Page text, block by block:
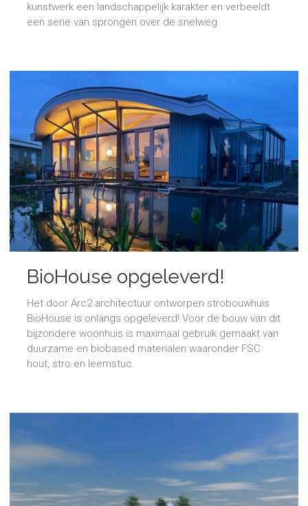
kunstwerk een landschappelijk karakter en verbeeldt
een serie van sprongen over de snelweg.
BioHouse opgeleverd!
Het door Arc2 architectuur ontworpen strobouwhuis
BioHouse is onlangs opgeleverd! Voor de bouw van dit
bijzondere woonhuis is maximaal gebruik gemaakt van
duurzame en biobased materialen waaronder FSC
hout, stro en leemstuc.